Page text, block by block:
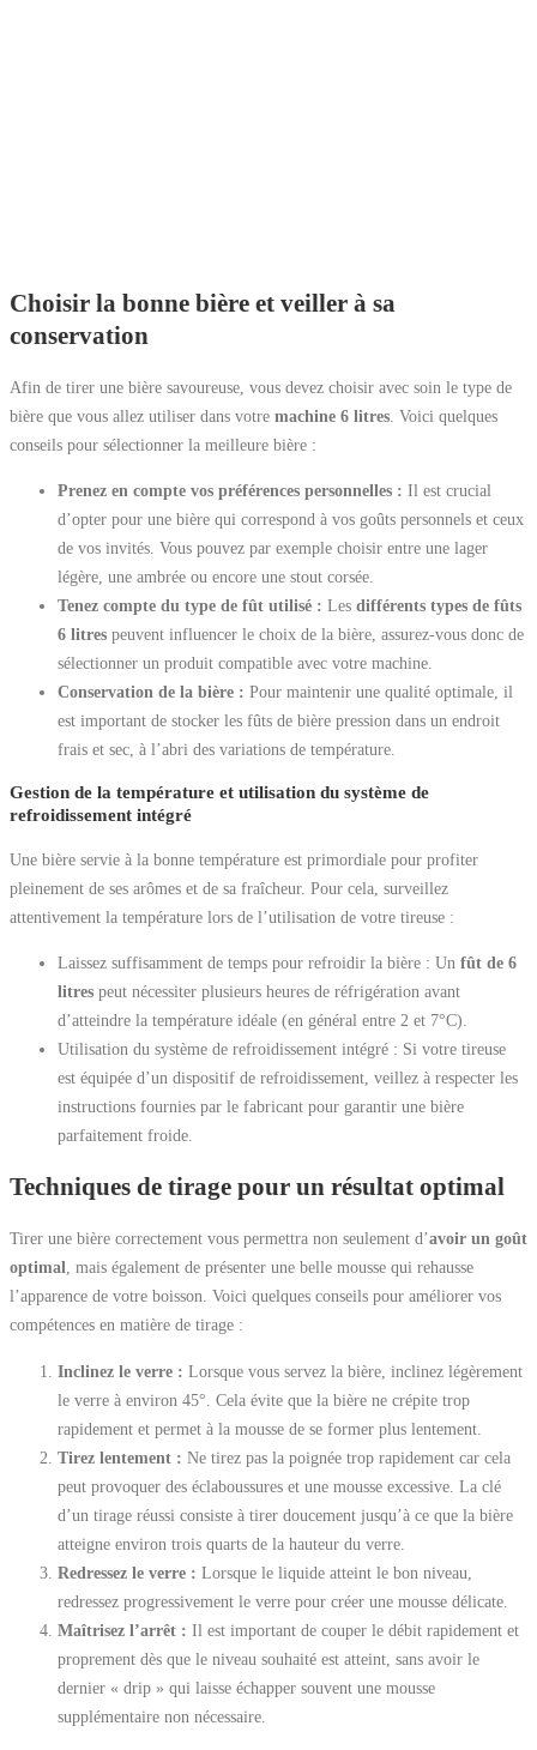
Choisir la bonne bière et veiller à sa
conservation
Afin de tirer une bière savoureuse, vous devez choisir avec soin le type de
bière que vous allez utiliser dans votre machine 6 litres . Voici quelques
conseils pour sélectionner la meilleure bière :
Prenez en compte vos préférences personnelles : Il est crucial
d’opter pour une bière qui correspond à vos goûts personnels et ceux
de vos invités. Vous pouvez par exemple choisir entre une lager
légère, une ambrée ou encore une stout corsée.
Tenez compte du type de fût utilisé : Les différents types de fûts
6 litres peuvent influencer le choix de la bière, assurez-vous donc de
sélectionner un produit compatible avec votre machine.
Conservation de la bière : Pour maintenir une qualité optimale, il
est important de stocker les fûts de bière pression dans un endroit
frais et sec, à l’abri des variations de température.
Gestion de la température et utilisation du système de
refroidissement intégré
Une bière servie à la bonne température est primordiale pour profiter
pleinement de ses arômes et de sa fraîcheur. Pour cela, surveillez
attentivement la température lors de l’utilisation de votre tireuse :
Laissez suffisamment de temps pour refroidir la bière : Un fût de 6
litres peut nécessiter plusieurs heures de réfrigération avant
d’atteindre la température idéale (en général entre 2 et 7°C).
Utilisation du système de refroidissement intégré : Si votre tireuse
est équipée d’un dispositif de refroidissement, veillez à respecter les
instructions fournies par le fabricant pour garantir une bière
parfaitement froide.
Techniques de tirage pour un résultat optimal
Tirer une bière correctement vous permettra non seulement d’avoir un goût
optimal, mais également de présenter une belle mousse qui rehausse
l’apparence de votre boisson. Voici quelques conseils pour améliorer vos
compétences en matière de tirage :
Inclinez le verre : Lorsque vous servez la bière, inclinez légèrement
le verre à environ 45°. Cela évite que la bière ne crépite trop
rapidement et permet à la mousse de se former plus lentement.
Tirez lentement : Ne tirez pas la poignée trop rapidement car cela
peut provoquer des éclaboussures et une mousse excessive. La clé
d’un tirage réussi consiste à tirer doucement jusqu’à ce que la bière
atteigne environ trois quarts de la hauteur du verre.
Redressez le verre : Lorsque le liquide atteint le bon niveau,
redressez progressivement le verre pour créer une mousse délicate.
Maîtrisez l’arrêt : Il est important de couper le débit rapidement et
proprement dès que le niveau souhaité est atteint, sans avoir le
dernier « drip » qui laisse échapper souvent une mousse
supplémentaire non nécessaire.